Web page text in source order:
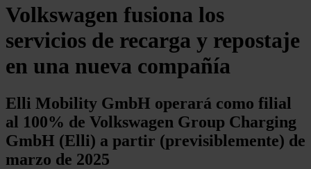
Volkswagen fusiona los
servicios de recarga y repostaje
en una nueva compañía
Elli Mobility GmbH operará como filial
al 100% de Volkswagen Group Charging
GmbH (Elli) a partir (previsiblemente) de
marzo de 2025